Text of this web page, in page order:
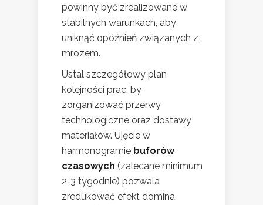
powinny być zrealizowane w
stabilnych warunkach, aby
uniknąć opóźnień związanych z
mrozem.
Ustal szczegółowy plan
kolejności prac, by
zorganizować przerwy
technologiczne oraz dostawy
materiałów. Ujęcie w
harmonogramie buforów
czasowych (zalecane minimum
2-3 tygodnie) pozwala
zredukować efekt domina